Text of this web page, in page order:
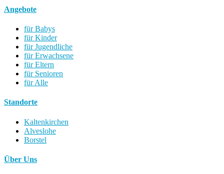
Angebote
für Babys
für Kinder
für Jugendliche
für Erwachsene
für Eltern
für Senioren
für Alle
Standorte
Kaltenkirchen
Alveslohe
Borstel
Über Uns